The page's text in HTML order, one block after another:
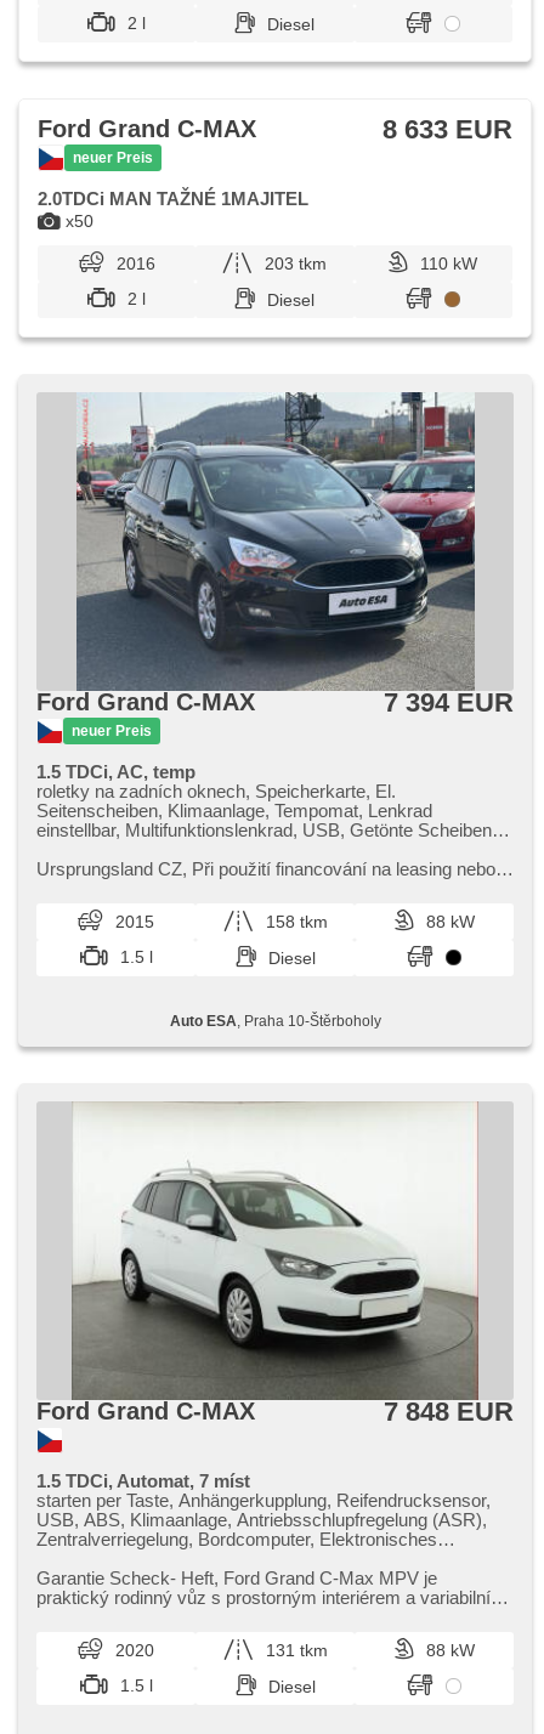
2 l
Diesel
x50
Ford Grand C-MAX
neuer Preis
8 633 EUR
2.0TDCi MAN TAŽNÉ 1MAJITEL
2016 203 tkm
110 kW
2 l
Diesel
Ford Grand C-MAX
neuer Preis
7 394 EUR
1.5 TDCi, AC, temp
roletky na zadních oknech, Speicherkarte, El.
Seitenscheiben, Klimaanlage, Tempomat, Lenkrad
einstellbar, Multifunktionslenkrad, USB, Getönte Scheiben,
beheizte Frontscheibe, Zentralverriegelung mit
(ESP), Scheibenwischersensor, Nebelscheinwerfer, El.
Klappspiegel, ABS, parkovací senzory zadní, isofix,
Beifahrerairbagdeaktivierung, Wegfahrsperre, 8x Airbag,
Blind Spot Anzeige
Ursprungsland CZ,​ Při použití financování na leasing nebo
svátků) 9.00​-22.0...
2015 158 tkm
88 kW
1.5 l
Diesel
Auto ESA , Praha 10-Štěrboholy
Ford Grand C-MAX 7 848 EUR
1.5 TDCi, Automat, 7 míst
starten per Taste, Anhängerkupplung, Reifendrucksensor,
USB, ABS, Klimaanlage, Antriebsschlupfregelung (ASR),
Zentralverriegelung, Bordcomputer, Elektronisches
Sitze, Autoradio, 6x Airbag, beheizte Frontscheibe, beheizte
Lenkrad, Parkassistent, El. Spiegel, Servolenkung, El.
Garantie Scheck​- Heft,​ Ford Grand C​-Max MPV je
praktický rodinný vůz s prostorným interiérem a variabilním
2020 131 tkm
88 kW
1.5 l
Diesel